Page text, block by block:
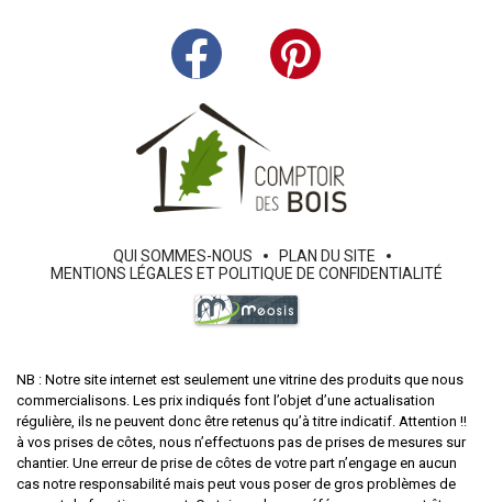
QUI SOMMES-NOUS
PLAN DU SITE
MENTIONS LÉGALES ET POLITIQUE DE CONFIDENTIALITÉ
NB : Notre site internet est seulement une vitrine des produits que nous
commercialisons. Les prix indiqués font l’objet d’une actualisation
régulière, ils ne peuvent donc être retenus qu’à titre indicatif. Attention !!
à vos prises de côtes, nous n’effectuons pas de prises de mesures sur
chantier. Une erreur de prise de côtes de votre part n’engage en aucun
cas notre responsabilité mais peut vous poser de gros problèmes de